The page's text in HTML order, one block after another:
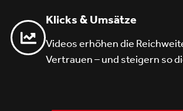
Klicks & Umsätze
Videos erhöhen die
Vertrauen – und steigern so